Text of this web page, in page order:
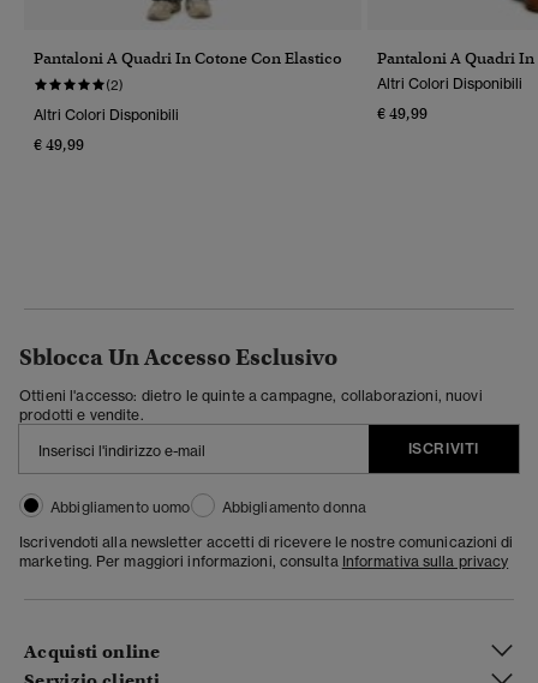
Pantaloni A Quadri In Cotone Con Elastico
(2)
Altri Colori Disponibili
€ 49,99
Pantaloni A Quadri
Altri Colori Disponibili
€ 49,99
Sblocca Un Accesso Esclusivo
Ottieni l'accesso: dietro le quinte a campagne, collaborazioni, nuovi
prodotti e vendite.
ISCRIVITI
Abbigliamento uomo
Abbigliamento donna
Iscrivendoti alla newsletter accetti di ricevere le nostre comunicazioni di
marketing. Per maggiori informazioni, consulta Informativa sulla privacy
Acquisti online